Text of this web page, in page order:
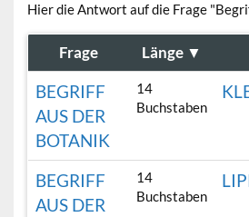
Hier die Antwort auf die Frage
Frage Länge ▼
BEGRIFF
AUS DER
BOTANIK
14
Buchstaben
BEGRIFF
AUS DER
14
Buchstaben